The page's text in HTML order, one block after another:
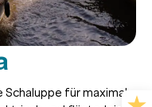
für maximal